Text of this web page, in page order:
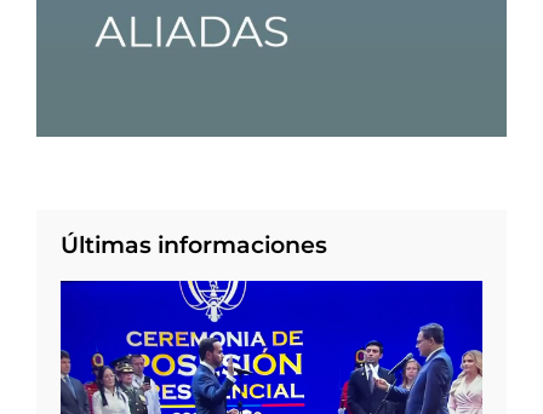
Últimas informaciones